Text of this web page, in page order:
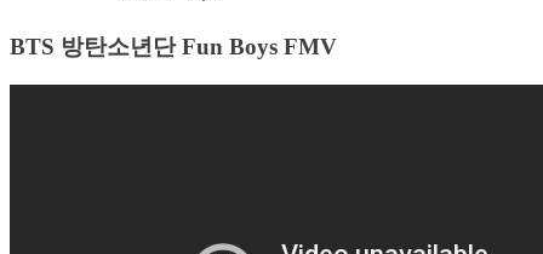
BTS 방탄소년단 Fun Boys FMV